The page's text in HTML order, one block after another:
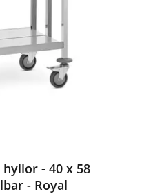
- 40 x 58
- Royal